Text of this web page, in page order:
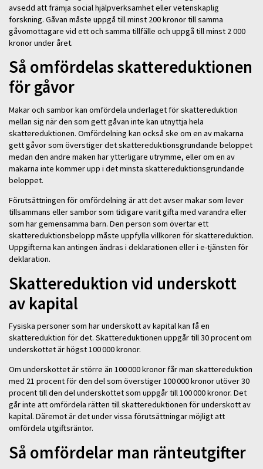
avsedd att främja social hjälpverksamhet eller vetenskaplig
forskning. Gåvan måste uppgå till minst 200 kronor till samma
gåvomottagare vid ett och samma tillfälle och uppgå till minst 2 000
kronor under året.
Så omfördelas skattereduktionen
för gåvor
Makar och sambor kan omfördela underlaget för skattereduktion
mellan sig när den som gett gåvan inte kan utnyttja hela
skattereduktionen. Omfördelning kan också ske om en av makarna
gett gåvor som överstiger det skattereduktionsgrundande beloppet
medan den andre maken har ytterligare utrymme, eller om en av
makarna inte kommer upp i det minsta skattereduktionsgrundande
beloppet.
Förutsättningen för omfördelning är att det avser makar som lever
tillsammans eller sambor som tidigare varit gifta med varandra eller
som har gemensamma barn. Den person som övertar ett
skattereduktionsbelopp måste uppfylla villkoren för skattereduktion.
Uppgifterna kan antingen ändras i deklarationen eller i e-tjänsten för
deklaration.
Skattereduktion vid underskott
av kapital
Fysiska personer som har underskott av kapital kan få en
skattereduktion för det. Skattereduktionen uppgår till 30 procent om
underskottet är högst 100 000 kronor.
Om underskottet är större än 100 000 kronor får man skattereduktion
med 21 procent för den del som överstiger 100 000 kronor utöver 30
procent till den del underskottet som uppgår till 100 000 kronor. Det
går inte att omfördela rätten till skattereduktionen för underskott av
kapital. Däremot är det under vissa förutsättningar möjligt att
omfördela utgiftsräntor.
Så omfördelar man ränteutgifter